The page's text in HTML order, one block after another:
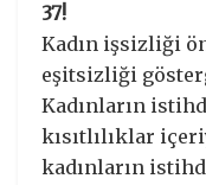
37!
Kadın işsizliği
eşitsizliği
Kadınların
kısıtlılıklar
kadınların